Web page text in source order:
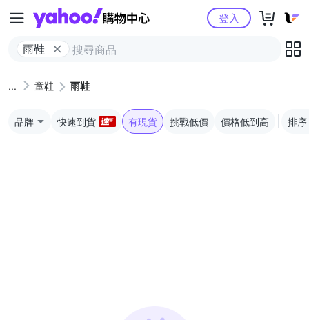
Yahoo購物中心
雨鞋
登入
童鞋 雨鞋
品牌 快速到貨 有現貨 挑戰低價 價格低到高 排序